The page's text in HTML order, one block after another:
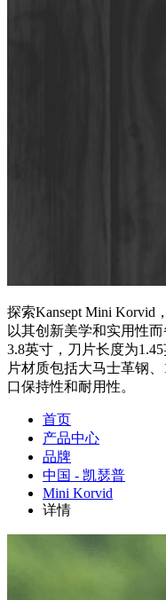
探索Kansept Mini Korvid
以其创新美学和实用性
3.8英寸，刀片长度为
片材质包括大马士革钢
口保持性和耐用性。
首页
产品中心
品牌
中国 - 凯瑟普
Mini Korvid
详情